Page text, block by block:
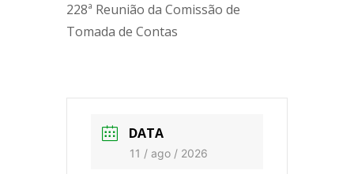
228ª Reunião da Comissão de
Tomada de Contas
DATA
11 / ago / 2026